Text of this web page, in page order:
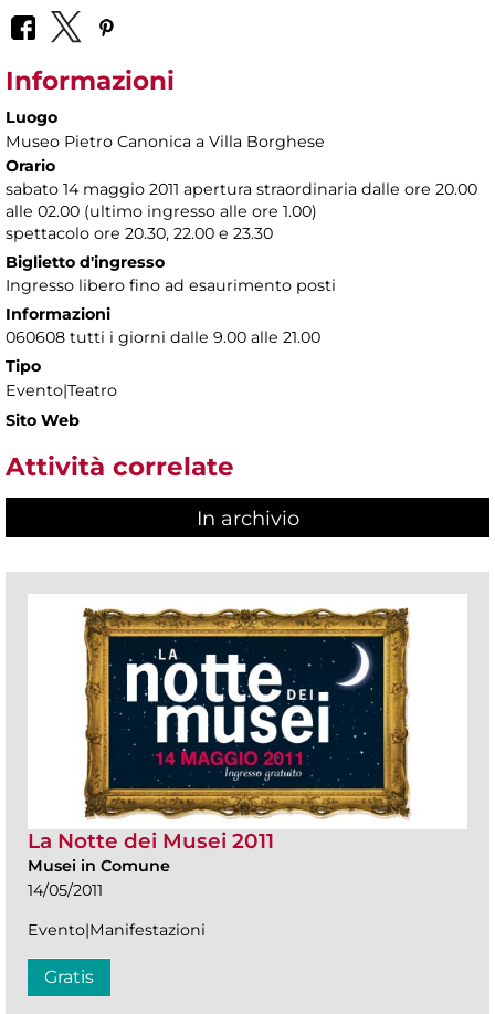
Informazioni
Luogo
Museo Pietro Canonica a Villa Borghese
Orario
sabato 14 maggio 2011 apertura straordinaria dalle ore 20.00
alle 02.00 (ultimo ingresso alle ore 1.00)
spettacolo ore 20.30, 22.00 e 23.30
Biglietto d'ingresso
Ingresso libero fino ad esaurimento posti
Informazioni
060608 tutti i giorni dalle 9.00 alle 21.00
Tipo
Evento|Teatro
Sito Web
Attività correlate
In archivio
La Notte dei Musei 2011
Musei in Comune
14/05/2011
Evento|Manifestazioni
Gratis